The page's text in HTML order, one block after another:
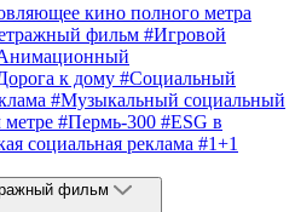
кино полного метра
фильм #Игровой
к дому #Социальный
#Музыкальный социальный
#Пермь-300 #ESG в
социальная реклама #1+1
фильм